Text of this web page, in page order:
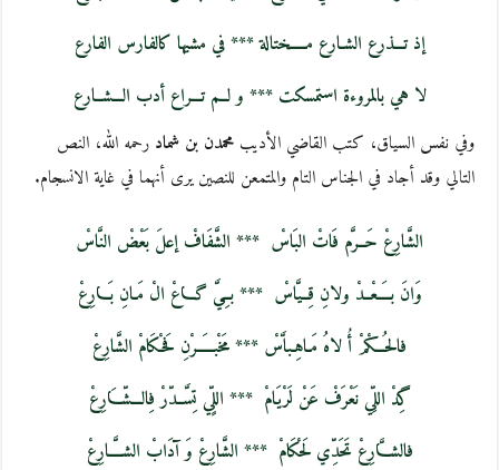
إذ تـــذرع الشـارع مـــــختالة *** في مشيها كالفارس الفارع
لا هي بالمروءة استمسكت *** و لــم تـــراع أدب الـــشــارع
وفي نفس السياق، كتب القاضي الأديبمحمدن بن شماد رحمه الله، النص
التالي وقد أجاد في الجناس التام والمتمعن للنصين يرى أنهما في غاية الانسجام.
الشَّارِعْ حَــرَّم فَاتْ البَاسْ *** الشَّفَافْ إعلَ بَعْضْ النَّاسْ
وَانَ بـَـــعْــدْ ولانِ قِــيَّاسْ *** بـِـيَّ گـــاعْ الْ مَـانِ بَـــارِعْ
فالحُـــكْمْ أُ لاهُ مَـاهِـباَّسْ *** مَخْبـَــــرْنِ فَحـْكَامْ الشَّارِعْ
گِدْ اللِّي نَعْرَفْ عَنْ لَرْيَامْ *** اللٍّي تِسَّــدّرْ فِالـــشّـــَارِعْ
فالشـَّــارِعْ تَحَدِّي لَحْكَامْ *** الشَّارِعْ وَ آدَابْ الشــــَّارِعْ